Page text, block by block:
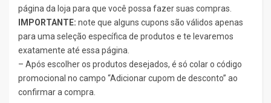
página da loja para que você possa fazer suas compras.
IMPORTANTE: note que alguns cupons são válidos apenas
para uma seleção específica de produtos e te levaremos
exatamente até essa página.
– Após escolher os produtos desejados, é só colar o código
promocional no campo “Adicionar cupom de desconto” ao
confirmar a compra.